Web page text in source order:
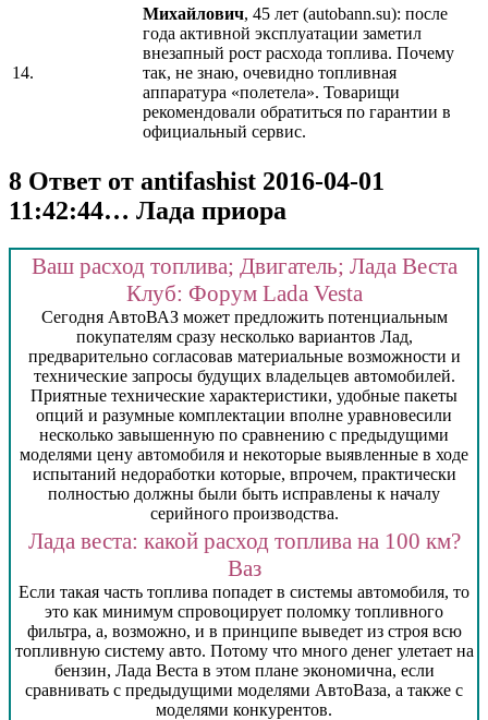
14.
Михайлович, 45 лет (autobann.su): после
года активной эксплуатации заметил
внезапный рост расхода топлива. Почему
так, не знаю, очевидно топливная
аппаратура «полетела». Товарищи
рекомендовали обратиться по гарантии в
официальный сервис.
8 Ответ от antifashist 2016-04-01
11:42:44… Лада приора
Ваш расход топлива; Двигатель; Лада Веста
Клуб: Форум Lada Vesta
Сегодня АвтоВАЗ может предложить потенциальным
покупателям сразу несколько вариантов Лад,
предварительно согласовав материальные возможности и
технические запросы будущих владельцев автомобилей.
Приятные технические характеристики, удобные пакеты
опций и разумные комплектации вполне уравновесили
несколько завышенную по сравнению с предыдущими
моделями цену автомобиля и некоторые выявленные в ходе
испытаний недоработки которые, впрочем, практически
полностью должны были быть исправлены к началу
серийного производства.
Лада веста: какой расход топлива на 100 км?
Ваз
Если такая часть топлива попадет в системы автомобиля, то
это как минимум спровоцирует поломку топливного
фильтра, а, возможно, и в принципе выведет из строя всю
топливную систему авто. Потому что много денег улетает на
бензин, Лада Веста в этом плане экономична, если
сравнивать с предыдущими моделями АвтоВаза, а также с
моделями конкурентов.